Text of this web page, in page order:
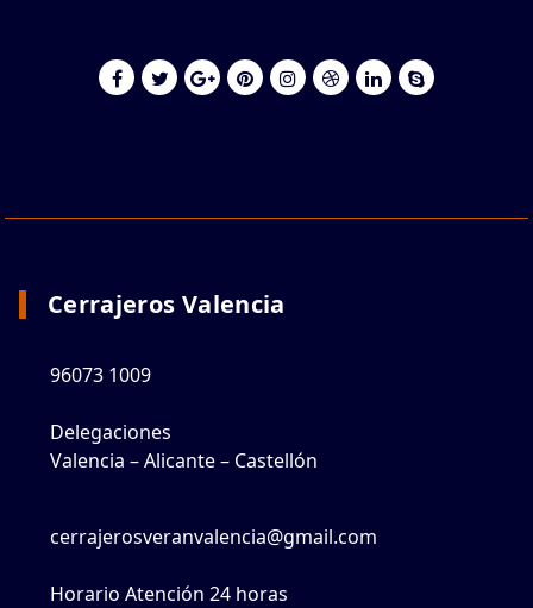
Cerrajeros Valencia
96073 1009
Delegaciones
Valencia – Alicante – Castellón
cerrajerosveranvalencia@gmail.com
Horario Atención 24 horas